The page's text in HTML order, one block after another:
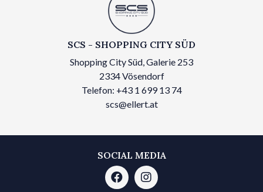
SCS - SHOPPING CITY SÜD
Shopping City Süd, Galerie 253
2334 Vösendorf
Telefon: +43 1 699 13 74
scs@ellert.at
SOCIAL MEDIA